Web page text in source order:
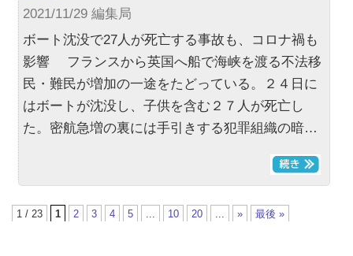
2021/11/29 編集局
ボート沈没で27人が死亡する事故も、コロナ禍も
影響 フランスから英国へ船で海峡を渡る不法移
民・難民が増加の一途をたどっている。２４日に
はボートが沈没し、子供を含む２７人が死亡し
た。密航急増の裏には手引きする犯罪組織の暗…
1 / 23 1 2 3 4 5 ... 10 20 ... » 最後 »